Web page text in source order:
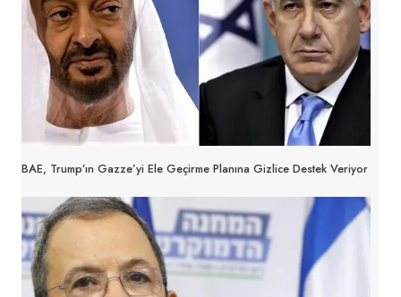
BAE, Trump’ın Gazze’yi Ele Geçirme Planına Gizlice Destek Veriyor